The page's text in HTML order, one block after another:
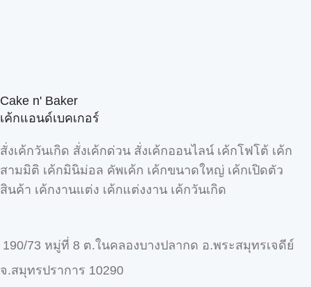
Cake n' Baker
เค้กแอนด์เบคเกอร์
สั่งเค้กวันเกิด สั่งเค้กด่วน สั่งเค้กออนไลน์ เค้กโฟโต้ เค้ก
สามมิติ เค้กมินิม่อล คัพเค้ก เค้กขนาดใหญ่ เค้กเปิดตัว
สินค้า เค้กงานแต่ง เค้กแต่งงาน เค้กวันเกิด
190/73 หมู่ที่ 8 ต.ในคลองบางปลากด อ.พระสมุทรเจดีย์
จ.สมุทรปราการ 10290